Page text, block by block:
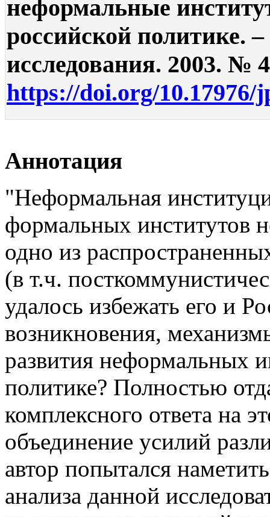
неформальные
российской политике.
исследования. 2003. №
https://doi.org/10.17976/
Аннотация
"Неформальная
формальных институтов
одно из
(в т.ч.
удалось избежать его и
возникновения,
развития неформальных
политике? Полностью
комплексного ответа на
объединение усилий
автор попытался
анализа данной